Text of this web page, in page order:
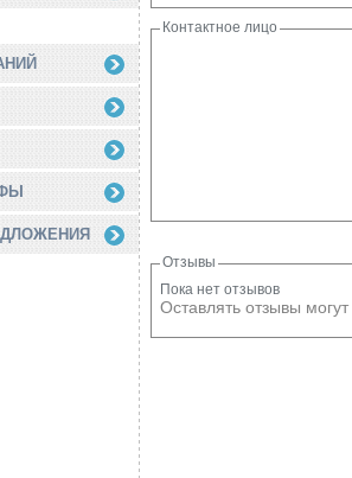
Контактное лицо
Отзывы
Пока нет отзывов
Оставлять отзывы